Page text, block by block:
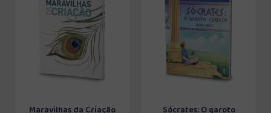
Maravilhas da Criação
Sócrates: O garoto